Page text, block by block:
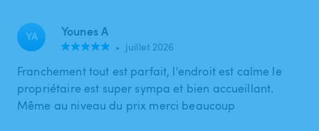
YA Younes A
• juillet 2026
Franchement tout est parfait, l'endroit est calme le
propriétaire est super sympa et bien accueillant.
Même au niveau du prix merci beaucoup